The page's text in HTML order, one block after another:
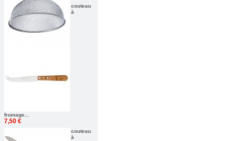
couteau
à
fromage...
7,50 €
couteau
à